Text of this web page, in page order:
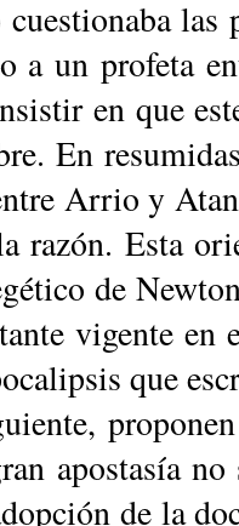
a un pro­fe­ta
en que
En
Arrio y
ra­zón. Es­ta
de
vi­gen­te en
que
apos­ta­sía
de la